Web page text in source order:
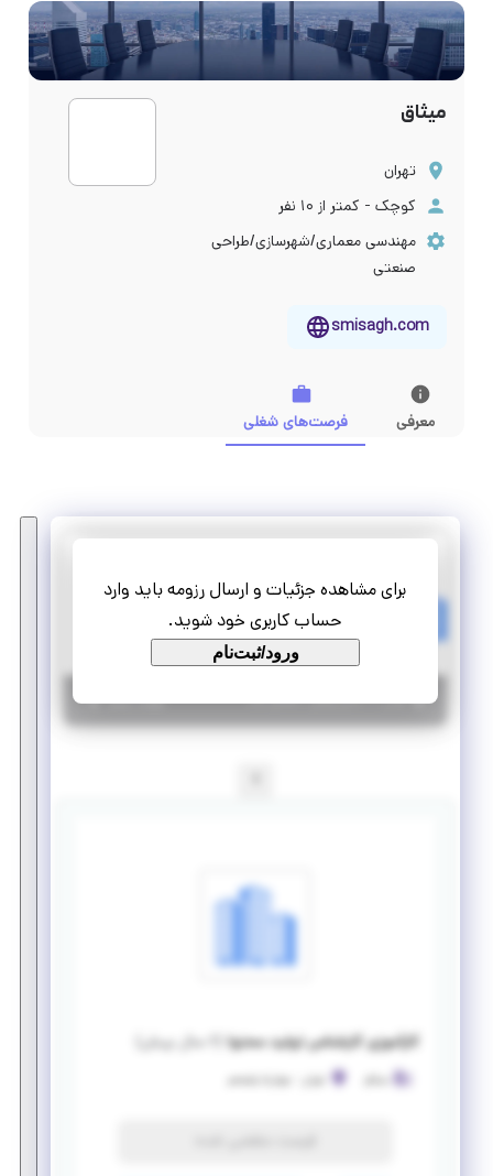
میثاق
تهران
کوچک - کمتر از ۱۰ نفر
مهندسی معماری/شهرسازی/طراحی
صنعتی
smisagh.com
معرفی فرصت‌های شغلی
برای مشاهده جزئیات و ارسال رزومه باید وارد
حساب کاربری خود شوید.
ورود/ثبت‌نام
کارآموزی کارشناس تولید محتوا
دورکاری تمام وقت
تهران |۶ سال پیش | منقضی شده جزئیات بیشتر
کارآموزی کارشناس تولید محتوا